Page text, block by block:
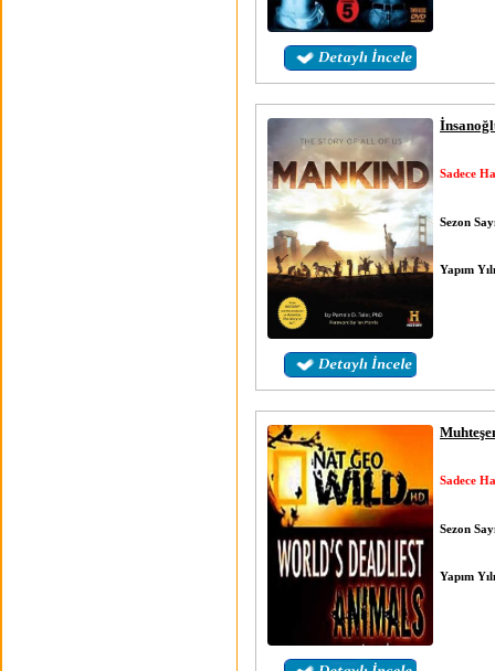
Sadece
Sezon
Yapım
Sadece
Sezon
Yapım